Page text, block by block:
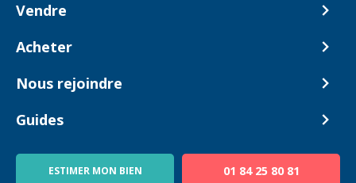
Vendre
Comment ça marche ?
Acheter
Biens en vente
Nous rejoindre
Devenir Conseiller
Guides
Blog
ESTIMER MON BIEN 01 84 25 80 81